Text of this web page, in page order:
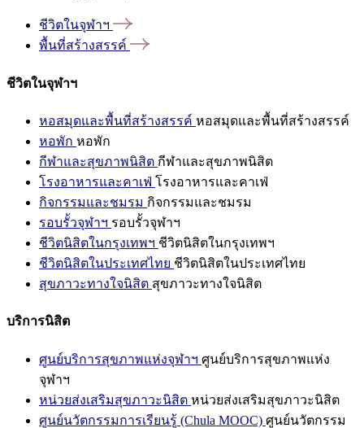
ชีวิตในจุฬาฯ
พื้นที่สร้างสรรค์
ชีวิตในจุฬาฯ
หอสมุดและพื้นที่สร้างสรรค์ หอสมุดและพื้นที่สร้างสรรค์
หอพัก หอพัก
กีฬาและสุขภาพนิสิต กีฬาและสุขภาพนิสิต
โรงอาหารและคาเฟ่ โรงอาหารและคาเฟ่
กิจกรรมและชมรม กิจกรรมและชมรม
รอบรั้วจุฬาฯ รอบรั้วจุฬาฯ
ชีวิตนิสิตในกรุงเทพฯ ชีวิตนิสิตในกรุงเทพฯ
ชีวิตนิสิตในประเทศไทย ชีวิตนิสิตในประเทศไทย
สุขภาวะทางใจนิสิต สุขภาวะทางใจนิสิต
บริการนิสิต
ศูนย์บริการสุขภาพแห่งจุฬาฯ ศูนย์บริการสุขภาพแห่ง
จุฬาฯ
หน่วยส่งเสริมสุขภาวะนิสิต หน่วยส่งเสริมสุขภาวะนิสิต
ศูนย์นวัตกรรมการเรียนรู้ (Chula MOOC) ศูนย์นวัตกรรม